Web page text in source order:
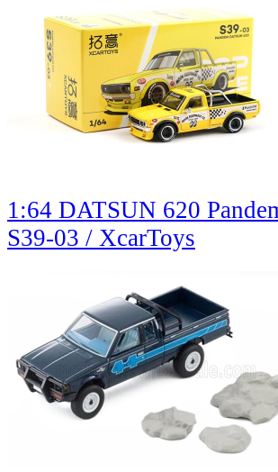
1:64 DATSUN 620
S39-03 / XcarToys